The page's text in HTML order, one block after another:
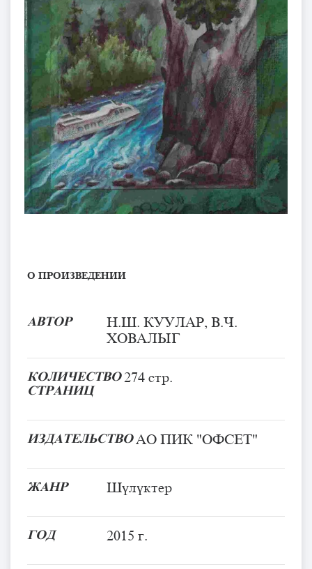
О ПРОИЗВЕДЕНИИ
АВТОР
Н.Ш. КУУЛАР, В.Ч.
ХОВАЛЫГ
КОЛИЧЕСТВО
СТРАНИЦ
274 стр.
ИЗДАТЕЛЬСТВО АО ПИК "ОФСЕТ"
ЖАНР Шүлүктер
ГОД 2015 г.